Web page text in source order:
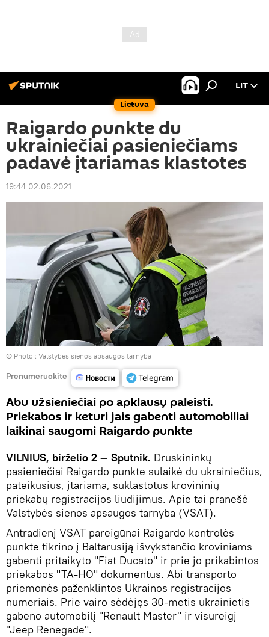
Lietuva
LIT
Raigardo punkte du
ukrainiečiai pasieniečiams
padavė įtariamas klastotes
19:44 02.06.2021
© Photo : Valstybės sienos apsaugos tarnyba
Prenumeruokite
Abu užsieniečiai po apklausų paleisti.
Priekabos ir keturi jais gabenti automobiliai
laikinai saugomi Raigardo punkte
VILNIUS, birželio 2 — Sputnik. Druskininkų
pasieniečiai Raigardo punkte sulaikė du ukrainiečius,
pateikusius, įtariama, suklastotus krovininių
priekabų registracijos liudijimus. Apie tai pranešė
Valstybės sienos apsaugos tarnyba (VSAT).
Antradienį VSAT pareigūnai Raigardo kontrolės
punkte tikrino į Baltarusiją išvykstančio kroviniams
gabenti pritaikyto "Fiat Ducato" ir prie jo prikabintos
priekabos "TA-HO" dokumentus. Abi transporto
priemonės paženklintos Ukrainos registracijos
numeriais. Prie vairo sėdėjęs 30-metis ukrainietis
gabeno automobilį "Renault Master" ir visureigį
"Jeep Renegade".